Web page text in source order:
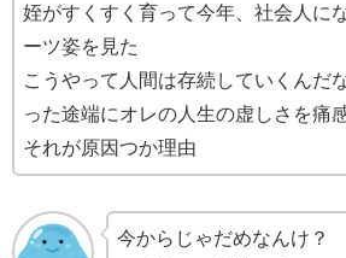
姪がすくすく育って今年、社会人に
ーツ姿を見た
こうやって人間は存続していくんだ
った途端にオレの人生の虚しさを痛
それが原因つか理由
今からじゃだめなんけ？